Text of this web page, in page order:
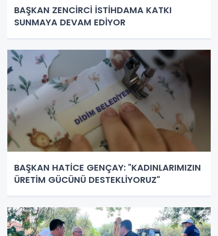
BAŞKAN ZENCİRCİ İSTİHDAMA KATKI
SUNMAYA DEVAM EDİYOR
BAŞKAN HATİCE GENÇAY: "KADINLARIMIZIN
ÜRETİM GÜCÜNÜ DESTEKLİYORUZ"